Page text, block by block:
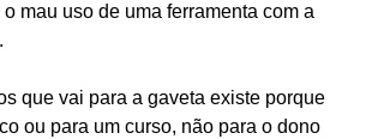
mau uso de uma ferramenta com a
que vai para a gaveta existe porque
ou para um curso, não para o dono